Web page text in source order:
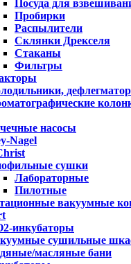
Посуда для
Пробирки
Распылители
Склянки Дрекселя
Стаканы
Фильтры
насосы
Nagel
сушки
Лабораторные
Пилотные
вакуумные
инкубаторы
сушильные
масляные бани